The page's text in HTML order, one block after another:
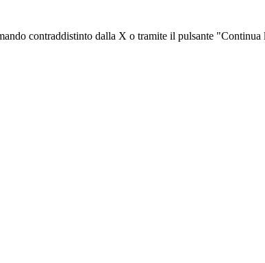
contraddistinto dalla X o tramite il pulsante